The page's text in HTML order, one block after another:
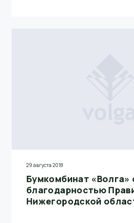
29 августа 2018
Бумкомбинат «Волга»
благодарностью
Нижегородской